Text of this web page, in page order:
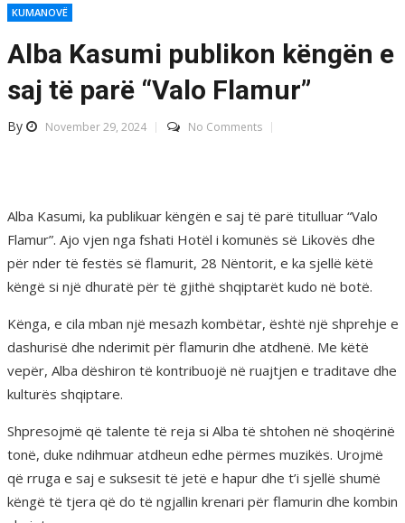
KUMANOVË
Alba Kasumi publikon këngën e
saj të parë “Valo Flamur”
By November 29, 2024 No Comments
Alba Kasumi, ka publikuar këngën e saj të parë titulluar “Valo
Flamur”. Ajo vjen nga fshati Hotël i komunës së Likovës dhe
për nder të festës së flamurit, 28 Nëntorit, e ka sjellë këtë
këngë si një dhuratë për të gjithë shqiptarët kudo në botë.
Kënga, e cila mban një mesazh kombëtar, është një shprehje e
dashurisë dhe nderimit për flamurin dhe atdhenë. Me këtë
vepër, Alba dëshiron të kontribuojë në ruajtjen e traditave dhe
kulturës shqiptare.
Shpresojmë që talente të reja si Alba të shtohen në shoqërinë
tonë, duke ndihmuar atdheun edhe përmes muzikës. Urojmë
që rruga e saj e suksesit të jetë e hapur dhe t’i sjellë shumë
këngë të tjera që do të ngjallin krenari për flamurin dhe kombin